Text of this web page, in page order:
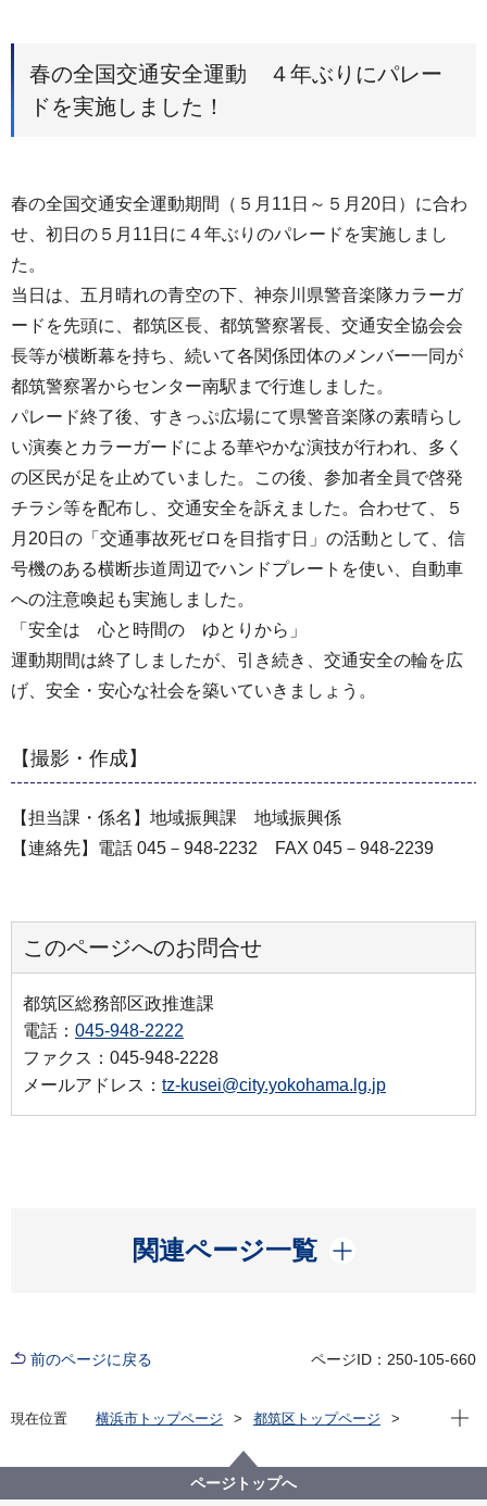
春の全国交通安全運動 ４年ぶりにパレー
ドを実施しました！
春の全国交通安全運動期間（５月11日～５月20日）に合わ
せ、初日の５月11日に４年ぶりのパレードを実施しまし
た。
当日は、五月晴れの青空の下、神奈川県警音楽隊カラーガ
ードを先頭に、都筑区長、都筑警察署長、交通安全協会会
長等が横断幕を持ち、続いて各関係団体のメンバー一同が
都筑警察署からセンター南駅まで行進しました。
パレード終了後、すきっぷ広場にて県警音楽隊の素晴らし
い演奏とカラーガードによる華やかな演技が行われ、多く
の区民が足を止めていました。この後、参加者全員で啓発
チラシ等を配布し、交通安全を訴えました。合わせて、５
月20日の「交通事故死ゼロを目指す日」の活動として、信
号機のある横断歩道周辺でハンドプレートを使い、自動車
への注意喚起も実施しました。
「安全は 心と時間の ゆとりから」
運動期間は終了しましたが、引き続き、交通安全の輪を広
げ、安全・安心な社会を築いていきましょう。
【撮影・作成】
【担当課・係名】地域振興課 地域振興係
【連絡先】電話 045－948-2232 FAX 045－948-2239
このページへのお問合せ
都筑区総務部区政推進課
電話： 045-948-2222
ファクス：045-948-2228
メールアドレス： tz-kusei@city.yokohama.lg.jp
関連ページ一覧
開く
前のページに戻る ページID：250-105-660
現在位置 横浜市トップページ
都筑区トップページ
こんにちは、区長です！ 2023年度一覧
春の全国交通安全運動 ４年ぶりにパレードを実施し
ました！
現在
ページトップへ